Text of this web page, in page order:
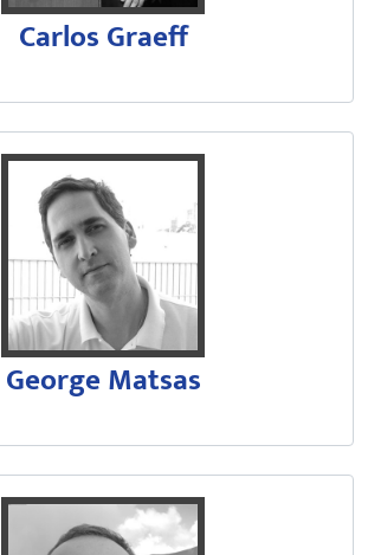
Carlos Graeff
George Matsas
Bacharel pelo Instituto de
Trabalha na área de
Professor titular e atualmente